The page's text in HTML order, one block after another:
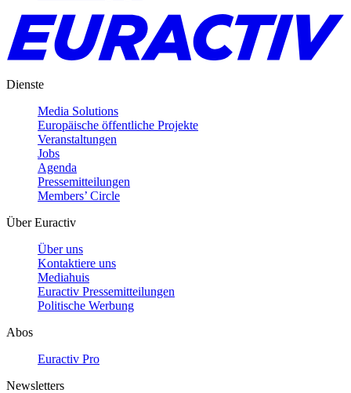
Dienste
Media Solutions
Europäische öffentliche Projekte
Veranstaltungen
Jobs
Agenda
Pressemitteilungen
Members’ Circle
Über Euractiv
Über uns
Kontaktiere uns
Mediahuis
Euractiv Pressemitteilungen
Politische Werbung
Abos
Euractiv Pro
Newsletters